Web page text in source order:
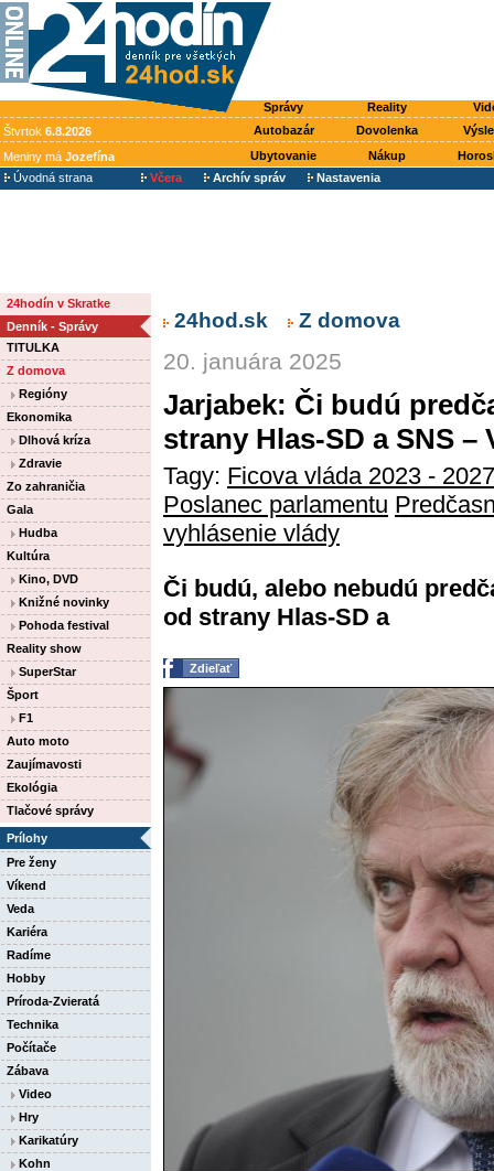
Správy Reality
Štvrtok 6.8.2026 Autobazár Dovolenka
Meniny má Jozefína Ubytovanie Nákup
Úvodná strana
Včera Archív správ Nastavenia
24hodín v Skratke
Denník - Správy
TITULKA
Z domova
Regióny
Ekonomika
Dlhová kríza
Zdravie
Zo zahraničia
Gala
Hudba
Kultúra
Kino, DVD
Knižné novinky
Pohoda festival
Reality show
SuperStar
Šport
F1
Auto moto
Zaujímavosti
Ekológia
Tlačové správy
Prílohy
Pre ženy
Víkend
Veda
Kariéra
Radíme
Hobby
Príroda-Zvieratá
Technika
Počítače
Zábava
Video
Hry
Karikatúry
Kohn
24hod.sk Z domova
20. januára 2025
Jarjabek: Či budú
strany Hlas-SD a SNS –
Tagy: Ficova vláda 2023 -
Poslanec parlamentu
vyhlásenie vlády
Či budú, alebo nebudú
od strany Hlas-SD a
Zdieľať